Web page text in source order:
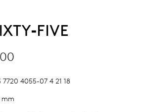
7720 4055-07 4 21 18